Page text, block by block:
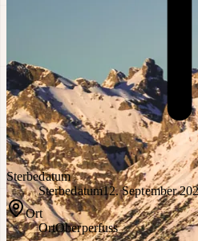
Sterbedatum
Sterbedatum12. September
Ort
OrtOberperfuss